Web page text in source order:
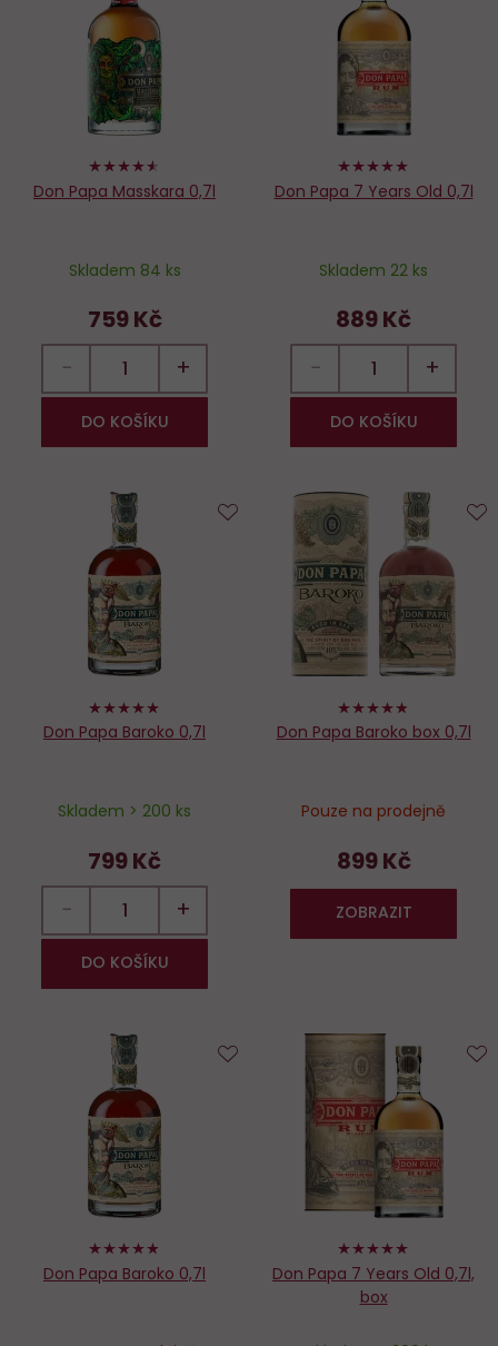
90%
Don Papa Masskara 0,7l
Skladem 84 ks
759 Kč
− +
DO KOŠÍKU
98%
Don Papa 7 Years Old 0,7l
Skladem 22 ks
889 Kč
− +
DO KOŠÍKU
100%
Don Papa Baroko 0,7l
Skladem > 200 ks
799 Kč
− +
DO KOŠÍKU
oblíbených
96%
Don Papa Baroko box 0,7l
Pouze na prodejně
899 Kč
ZOBRAZIT
96%
Don Papa Baroko 0,7l
oblíbených
100%
Don Papa 7 Years Old 0,7l,
box